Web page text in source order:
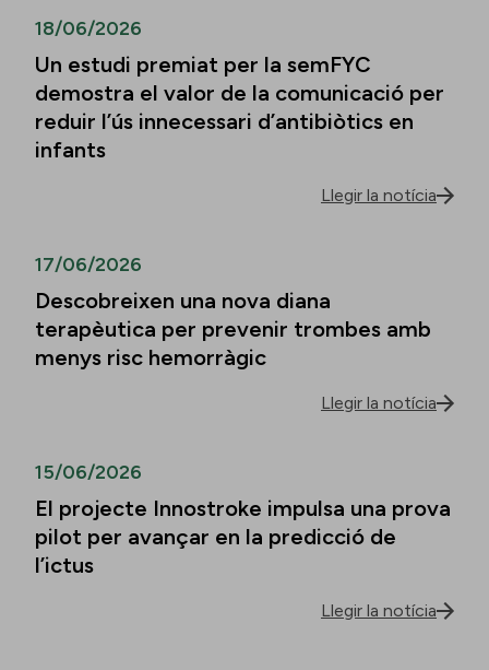
18/06/2026
Un estudi premiat per la semFYC
demostra el valor de la comunicació per
reduir l’ús innecessari d’antibiòtics en
infants
Llegir la notícia
17/06/2026
Descobreixen una nova diana
terapèutica per prevenir trombes amb
menys risc hemorràgic
Llegir la notícia
15/06/2026
El projecte Innostroke impulsa una prova
pilot per avançar en la predicció de
l’ictus
Llegir la notícia